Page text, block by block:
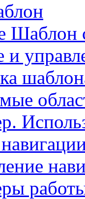
Шаблон
и